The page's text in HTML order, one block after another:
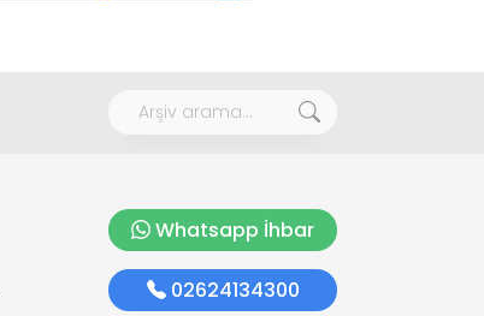
Whatsapp İhbar
02624134300